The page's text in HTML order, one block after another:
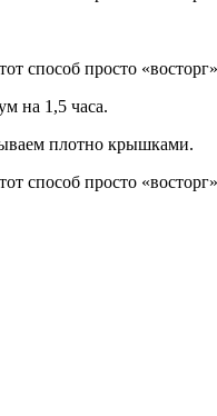
на 1,5 часа.
плотно крышками.